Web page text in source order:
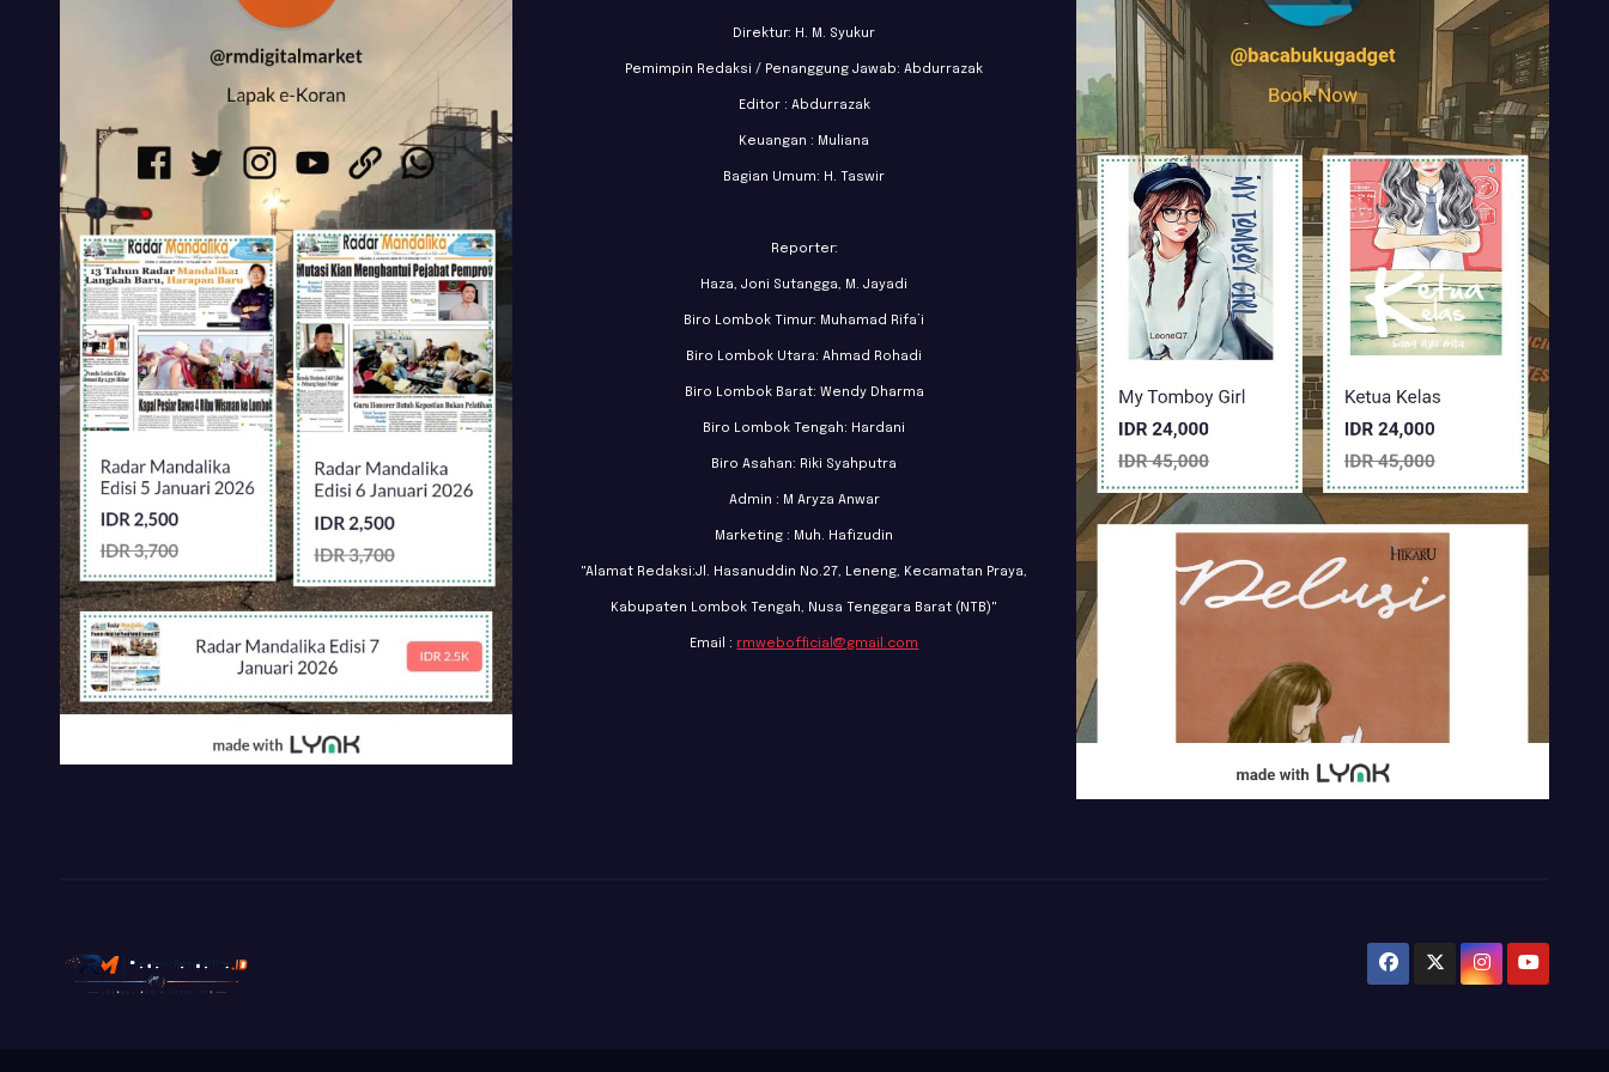
Direktur: H. M. Syukur
Pemimpin Redaksi / Penanggung Jawab: Abdurrazak
Editor : Abdurrazak
Keuangan : Muliana
Bagian Umum: H. Taswir
Reporter:
Haza, Joni Sutangga, M. Jayadi
Biro Lombok Timur: Muhamad Rifa’i
Biro Lombok Utara: Ahmad Rohadi
Biro Lombok Barat: Wendy Dharma
Biro Lombok Tengah: Hardani
Biro Asahan: Riki Syahputra
Admin : M Aryza Anwar
Marketing : Muh. Hafizudin
"Alamat Redaksi:Jl. Hasanuddin No.27, Leneng, Kecamatan Praya,
Kabupaten Lombok Tengah, Nusa Tenggara Barat (NTB)"
Email : rmwebofficial@gmail.com